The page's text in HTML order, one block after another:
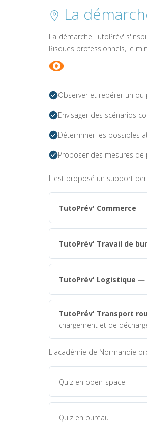
La
La démarche TutoPrév'
Risques professionnels, le
Observer et repérer un
Envisager des scénarios
Déterminer les possibles
Proposer des mesures
Il est proposé un support
TutoPrév' Commerce —
TutoPrév' Travail de
TutoPrév' Logistique —
TutoPrév' Transport
chargement et de
L'académie de Normandie
Quiz en open-space
Quiz en bureau